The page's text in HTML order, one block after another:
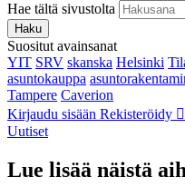
Hae tältä sivustolta
Haku
Suositut avainsanat
YIT SRV skanska Helsinki
asuntokauppa
Tampere Caverion
Kirjaudu sisään Rekisteröidy
Uutiset
Lue lisää näistä